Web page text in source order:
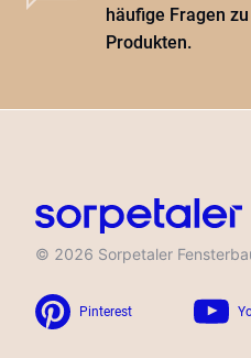
häufige Fragen
Produkten.
© 2026 Sorpetaler
Pinterest